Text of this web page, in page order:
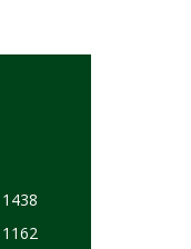
1438
1162